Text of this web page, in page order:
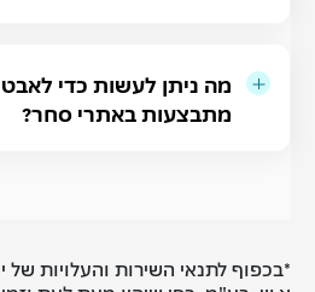
מה ניתן לעשות כדי
מתבצעות באתרי סחר?
*בכפוף לתנאי השירות והעלויות של